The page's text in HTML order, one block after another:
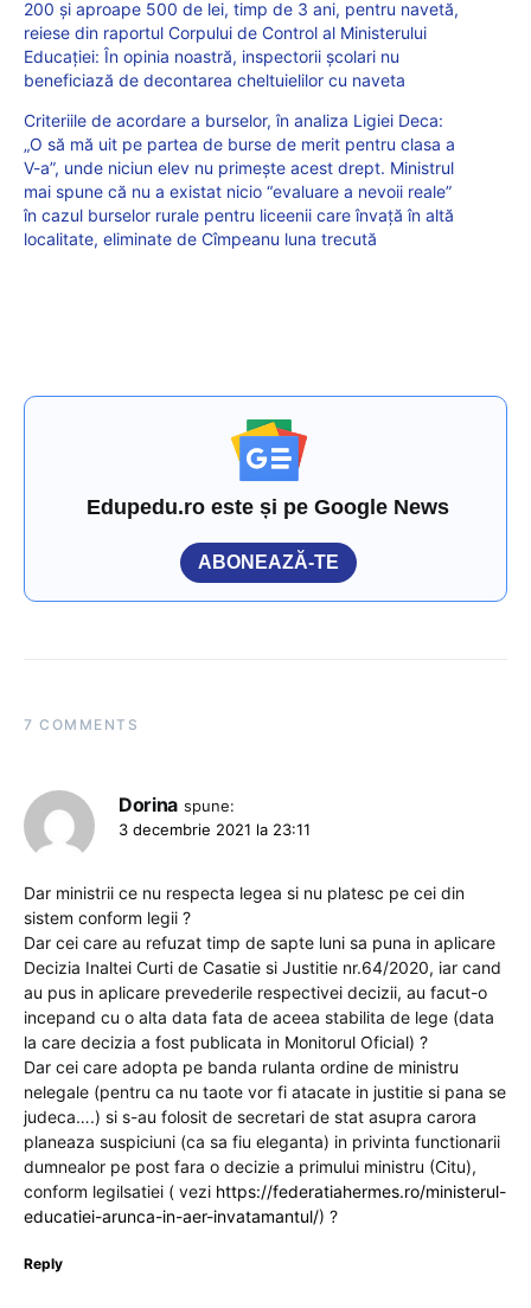
200 și aproape 500 de lei, timp de 3 ani, pentru navetă,
reiese din raportul Corpului de Control al Ministerului
Educației: În opinia noastră, inspectorii școlari nu
beneficiază de decontarea cheltuielilor cu naveta
Criteriile de acordare a burselor, în analiza Ligiei Deca:
„O să mă uit pe partea de burse de merit pentru clasa a
V-a”, unde niciun elev nu primește acest drept. Ministrul
mai spune că nu a existat nicio “evaluare a nevoii reale”
în cazul burselor rurale pentru liceenii care învață în altă
localitate, eliminate de Cîmpeanu luna trecută
Edupedu.ro este și pe Google News
ABONEAZĂ-TE
7 COMMENTS
Dorina spune:
3 decembrie 2021 la 23:11
Dar ministrii ce nu respecta legea si nu platesc pe cei din
sistem conform legii ?
Dar cei care au refuzat timp de sapte luni sa puna in aplicare
Decizia Inaltei Curti de Casatie si Justitie nr.64/2020, iar cand
au pus in aplicare prevederile respectivei decizii, au facut-o
incepand cu o alta data fata de aceea stabilita de lege (data
la care decizia a fost publicata in Monitorul Oficial) ?
Dar cei care adopta pe banda rulanta ordine de ministru
nelegale (pentru ca nu taote vor fi atacate in justitie si pana se
judeca….) si s-au folosit de secretari de stat asupra carora
planeaza suspiciuni (ca sa fiu eleganta) in privinta functionarii
dumnealor pe post fara o decizie a primului ministru (Citu),
conform legilsatiei ( vezi https://federatiahermes.ro/ministerul-
educatiei-arunca-in-aer-invatamantul/) ?
Reply